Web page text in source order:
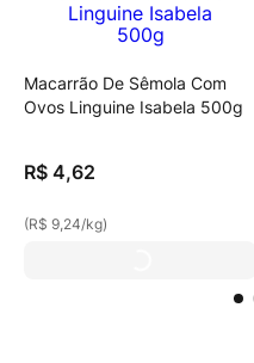
Macarrão De Sêmola Com
Ovos Linguine Isabela 500g
R$ 4,62
(R$ 9,24/kg)